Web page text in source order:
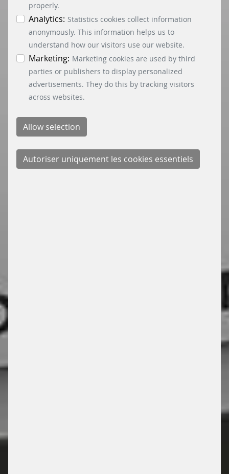
Accepter tous les cookies », vous acceptez tous
les cookies essentiels, marketing et statistiques.
Vous trouverez des informations détaillées sur
les différents cookies dans la politique de
confidentialité. Vous pouvez révoquer votre
consentement à tout moment en cliquant sur le
bouton « Paramètres des cookies » en bas à
gauche.
properly.
Analytics: Statistics cookies collect information
anonymously. This information helps us to
understand how our visitors use our website.
Marketing: Marketing cookies are used by third
parties or publishers to display personalized
advertisements. They do this by tracking visitors
across websites.